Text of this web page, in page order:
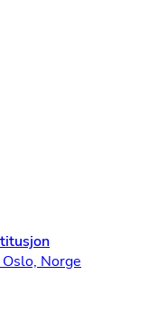
på Tyribo
Norge
til vår